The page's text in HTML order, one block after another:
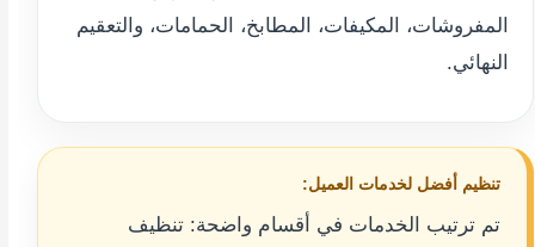
المفروشات، المكيفات، المطابخ، الحمامات، والتعقيم
النهائي.
تنظيم أفضل لخدمات العميل:
تم ترتيب الخدمات في أقسام واضحة: تنظيف